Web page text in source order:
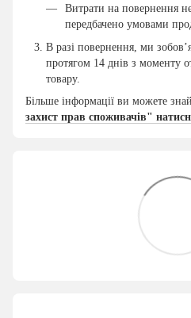
Витрати на повернення
передбачено умовами
В разі повернення, ми
протягом 14 днів з моменту
товару.
Більше інформації ви можете
захист прав споживачів"